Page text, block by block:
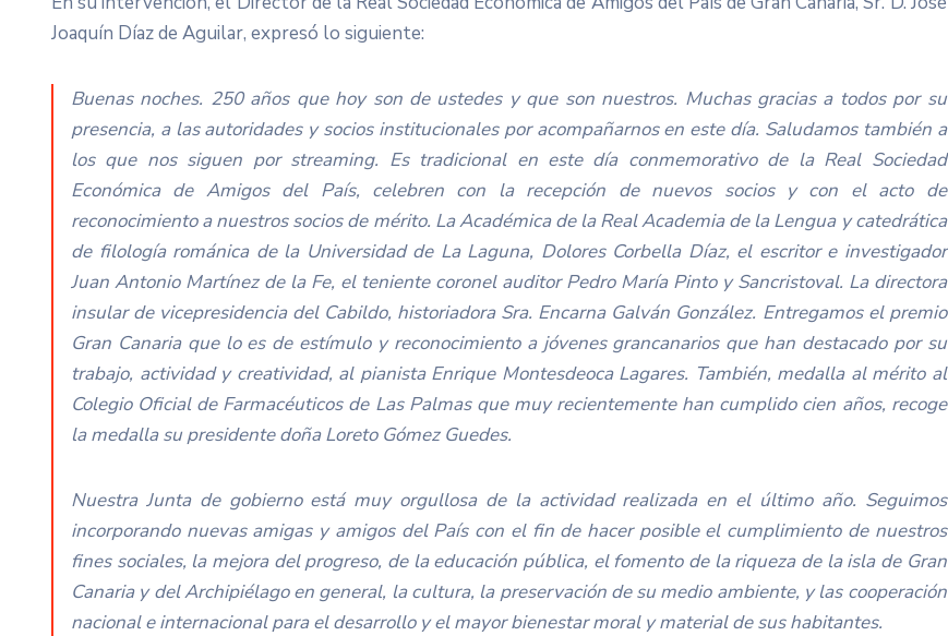
Joaquín Díaz de Aguilar, expresó lo siguiente:
Buenas noches. 250 años que hoy son de ustedes y que son nuestros. Muchas gracias a todos por su
presencia, a las autoridades y socios institucionales por acompañarnos en este día. Saludamos también a
los que nos siguen por streaming. Es tradicional en este día conmemorativo de la Real Sociedad
Económica de Amigos del País, celebren con la recepción de nuevos socios y con el acto de
reconocimiento a nuestros socios de mérito. La Académica de la Real Academia de la Lengua y catedrática
de filología románica de la Universidad de La Laguna, Dolores Corbella Díaz, el escritor e investigador
Juan Antonio Martínez de la Fe, el teniente coronel auditor Pedro María Pinto y Sancristoval. La directora
insular de vicepresidencia del Cabildo, historiadora Sra. Encarna Galván González. Entregamos el premio
Gran Canaria que lo es de estímulo y reconocimiento a jóvenes grancanarios que han destacado por su
trabajo, actividad y creatividad, al pianista Enrique Montesdeoca Lagares. También, medalla al mérito al
Colegio Oficial de Farmacéuticos de Las Palmas que muy recientemente han cumplido cien años, recoge
la medalla su presidente doña Loreto Gómez Guedes.
Nuestra Junta de gobierno está muy orgullosa de la actividad realizada en el último año. Seguimos
incorporando nuevas amigas y amigos del País con el fin de hacer posible el cumplimiento de nuestros
fines sociales, la mejora del progreso, de la educación pública, el fomento de la riqueza de la isla de Gran
Canaria y del Archipiélago en general, la cultura, la preservación de su medio ambiente, y las cooperación
nacional e internacional para el desarrollo y el mayor bienestar moral y material de sus habitantes.